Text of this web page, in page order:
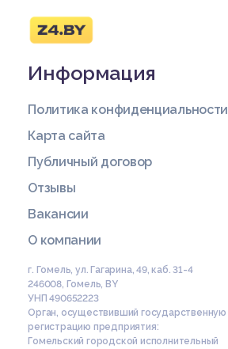
Информация
Политика конфиденциальности
Карта сайта
Публичный договор
Отзывы
Вакансии
О компании
г. Гомель, ул. Гагарина, 49, каб. 31-4
246008, Гомель BY
УНП 490652223
Орган, осуществивший государственную
регистрацию предприятия:
Гомельский городской исполнительный